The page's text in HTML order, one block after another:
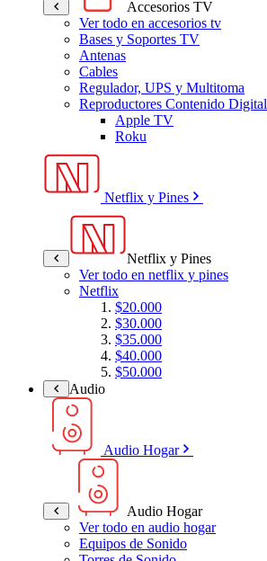
Accesorios TV
Ver todo en accesorios tv
Bases y Soportes TV
Antenas
Cables
Regulador, UPS y Multitoma
Reproductores Contenido Digital
Apple TV
Roku
Netflix y Pines
Netflix y Pines
Ver todo en netflix y pines
Netflix
$20.000
$30.000
$35.000
$40.000
$50.000
Audio
Audio Hogar
Audio Hogar
Ver todo en audio hogar
Equipos de Sonido